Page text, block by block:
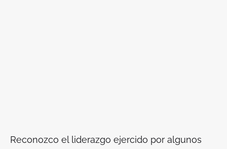
Reconozco el liderazgo ejercido por algunos